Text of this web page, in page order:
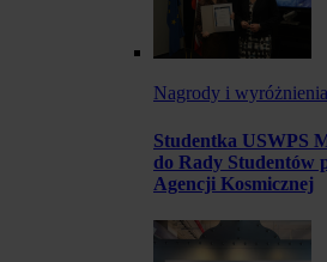
Nagrody i wyróżnienia
Studentka USWPS
do Rady Studentów
Agencji Kosmicznej